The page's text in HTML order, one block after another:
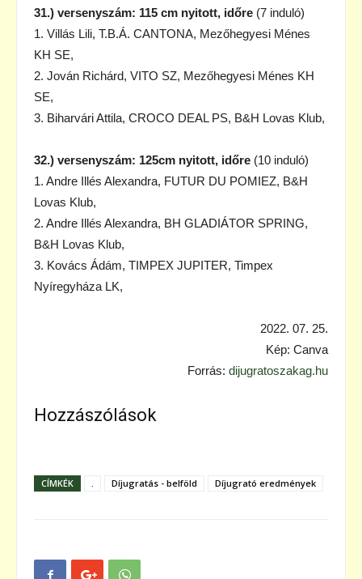
31.) versenyszám: 115 cm nyitott, időre (7 induló)
1. Villás Lili, T.B.Á. CANTONA, Mezőhegyesi Ménes
KH SE,
2. Jován Richárd, VITO SZ, Mezőhegyesi Ménes KH
SE,
3. Biharvári Attila, CROCO DEAL PS, B&H Lovas Klub,
32.) versenyszám: 125cm nyitott, időre (10 induló)
1. Andre Illés Alexandra, FUTUR DU POMIEZ, B&H
Lovas Klub,
2. Andre Illés Alexandra, BH GLADIÁTOR SPRING,
B&H Lovas Klub,
3. Kovács Ádám, TIMPEX JUPITER, Timpex
Nyíregyháza LK,
2022. 07. 25.
Kép: Canva
Forrás: dijugratoszakag.hu
Hozzászólások
CÍMKÉK Díjugratás - belföld Díjugrató eredmények